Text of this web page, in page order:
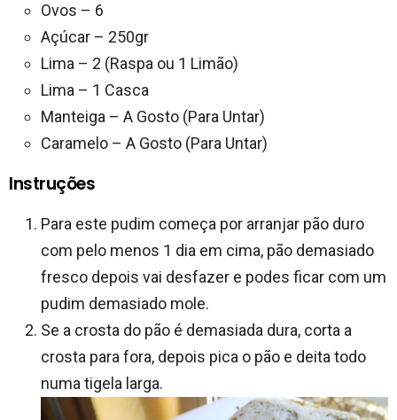
Ovos – 6
Açúcar – 250gr
Lima – 2 (Raspa ou 1 Limão)
Lima – 1 Casca
Manteiga – A Gosto (Para Untar)
Caramelo – A Gosto (Para Untar)
Instruções
Para este pudim começa por arranjar pão duro
com pelo menos 1 dia em cima, pão demasiado
fresco depois vai desfazer e podes ficar com um
pudim demasiado mole.
Se a crosta do pão é demasiada dura, corta a
crosta para fora, depois pica o pão e deita todo
numa tigela larga.